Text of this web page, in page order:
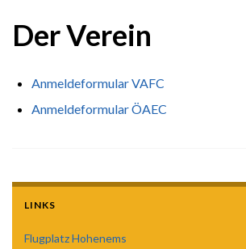
Der Verein
Anmeldeformular VAFC
Anmeldeformular ÖAEC
LINKS
Flugplatz Hohenems